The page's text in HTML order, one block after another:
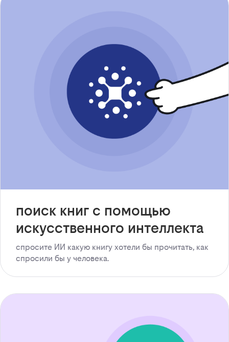
поиск книг с помощью
искусственного интеллекта
спросите ИИ какую книгу хотели бы прочитать, как
спросили бы у человека.